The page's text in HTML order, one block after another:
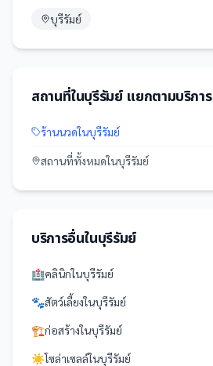
บุรีรัมย์
สถานที่ในบุรีรัมย์แยกตามบริการ
ร้านนวดในบุรีรัมย์
สถานที่ทั้งหมดในบุรีรัมย์
บริการอื่นในบุรีรัมย์
🏥คลินิกในบุรีรัมย์
🐾สัตว์เลี้ยงในบุรีรัมย์
🏗️ก่อสร้างในบุรีรัมย์
☀️โซล่าเซลล์ในบุรีรัมย์